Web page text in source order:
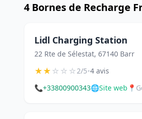
4 Bornes de Recharge
Lidl Charging Station
22 Rte de Sélestat, 67140 Barr
★★☆☆☆2/5•4 avis
📞+33800900343🌐Site web 📍